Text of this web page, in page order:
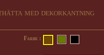
med dekorkantning
Farbe :